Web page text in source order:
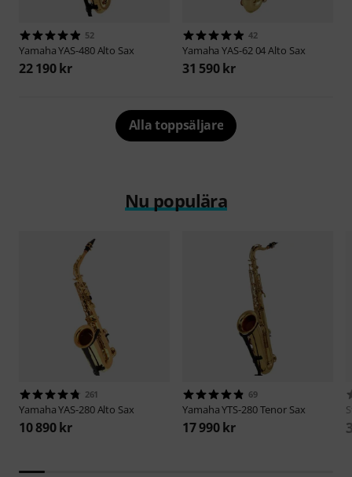
52
YamahaYAS-480 Alto Sax
22 190 kr
42
YamahaYAS-62 04 Alto Sax
31 590 kr
Alla toppsäljare
Nu populära
261
YamahaYAS-280 Alto Sax
10 890 kr
69
YamahaYTS-280 Tenor Sax
17 990 kr